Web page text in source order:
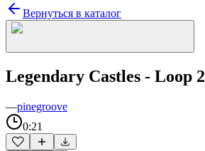
Вернуться в каталог
Legendary Castles - Loop 2
—pinegroove
0:21